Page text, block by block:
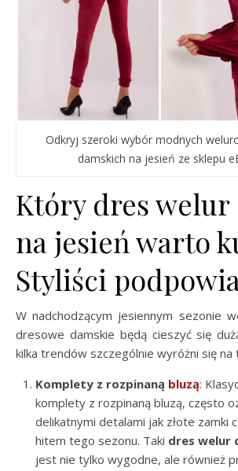
Odkryj szeroki wybór modnych
damskich na jesień ze sklepu
Który dres welur
na jesień warto
Styliści
W nadchodzącym jesiennym sezonie
dresowe damskie będą cieszyć się
kilka trendów szczególnie wyróżni się na
Komplety z rozpinaną bluzą:
komplety z rozpinaną bluzą, często
delikatnymi detalami jak złote zamki
hitem tego sezonu. Taki dres welur
jest nie tylko wygodne, ale również